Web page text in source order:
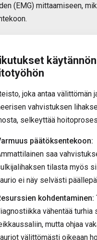
(EMG) mittaamiseen,
käytännön
joka antaa välittömän
vahvistuksen
selkeyttää
päätöksentekoon:
saa
tilasta myös
ei näy selvästi
kohdentaminen:
vähentää turhia
mutta ohjaa
välittömästi oikeaan